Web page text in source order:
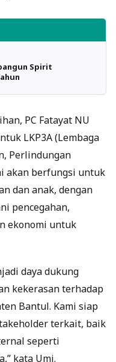
Spirit
PC Fatayat NU
LKP3A (Lembaga
Perlindungan
akan berfungsi untuk
dan anak, dengan
pencegahan,
ekonomi untuk
daya dukung
kekerasan terhadap
Bantul. Kami siap
terkait, baik
seperti
kata Umi.